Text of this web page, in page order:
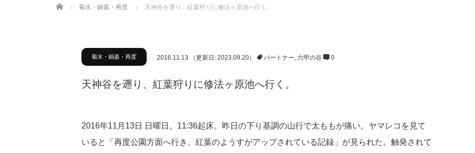
ホーム 菊水・鍋蓋・再度 天神谷を遡り、紅葉狩りに修法ヶ原池へ行く。
菊水・鍋蓋・再度 2016.11.13 （更新日: 2023.09.20） パートナー, 六甲の谷 0
天神谷を遡り、紅葉狩りに修法ヶ原池へ行く。
2016年11月13日 日曜日。11:36起床。昨日の下り基調の山行で太ももが痛い。ヤマレコを見て
いると「再度公園方面へ行き、紅葉のようすがアップされている記録」が見られた。触発されて